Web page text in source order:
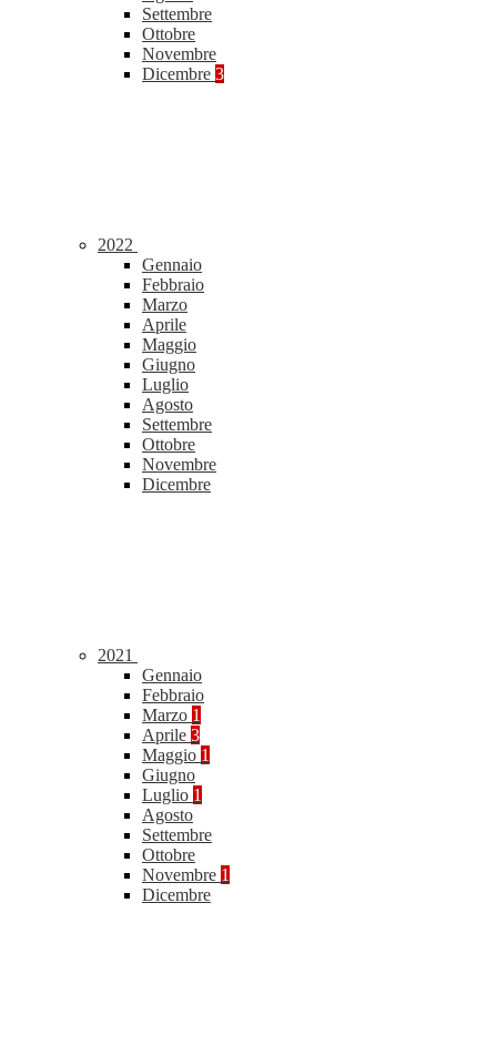
Settembre
Ottobre
Novembre
Dicembre 3
2022
Gennaio
Febbraio
Marzo
Aprile
Maggio
Giugno
Luglio
Agosto
Settembre
Ottobre
Novembre
Dicembre
2021
Gennaio
Febbraio
Marzo 1
Aprile 3
Maggio 1
Giugno
Luglio 1
Agosto
Settembre
Ottobre
Novembre 1
Dicembre